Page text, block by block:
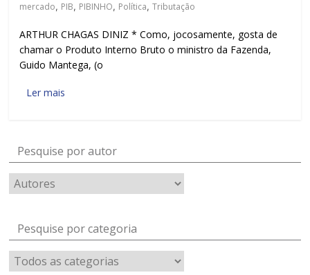
mercado, PIB, PIBINHO, Política,Tributação
ARTHUR CHAGAS DINIZ * Como, jocosamente, gosta de
chamar o Produto Interno Bruto o ministro da Fazenda,
Guido Mantega, (o
Ler mais
Pesquise por autor
Pesquise por categoria